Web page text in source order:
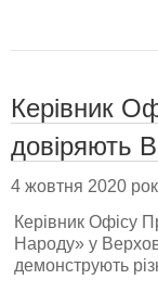
Керівник
довіряють
4 жовтня 2020
Керівник Офісу
Народу» у
демонструють